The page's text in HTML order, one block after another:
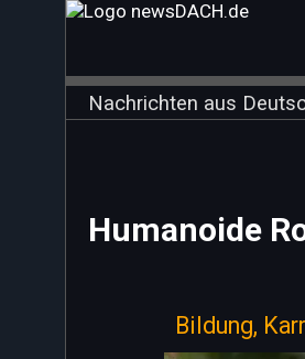
Nachrichten aus
Humanoide
Bildung,